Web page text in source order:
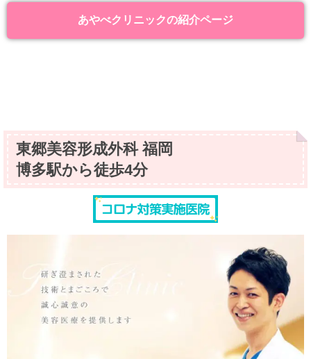
あやべクリニックの紹介ページ
東郷美容形成外科 福岡
博多駅から徒歩4分